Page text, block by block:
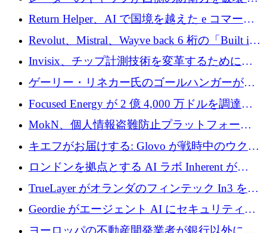
そしてベルリンのチップスタートアップがそ
れを埋める
Return Helper、AI で国境を越えた e コマース
の返品を利益に変えるシリーズ A で 400 万ド
ルを調達
Revolut、Mistral、Wayve back 6 桁の「Built in
Europe」キャンペーン
Invisix、チップ計測技術を変革するために
2,000 万ユーロのシードラウンドを完了
ゲーリー・リネカー氏のゴールハンガーがVC
事業を開始
Focused Energy が 2 億 4,000 万ドルを調達、
TrueLayer が In3 を買収、ロンドンが首位の座
を奪還
MokN、個人情報盗難防止プラットフォーム
の成長のためにシリーズ A で 1,500 万ドルを
調達
キエフがお届けする: Glovo が戦時中のウクラ
イナで最も急速に成長する市場の 1 つをどの
ように拡大したか
ロンドンを拠点とする AI ラボ Inherent が
5,000 万ドルの資金調達でステルスから浮上
TrueLayer がオランダのフィンテック In3 を買
収、チェックアウト時にクレジットを提供
Geordie がエージェント AI にセキュリティと
ガバナンスをもたらすために 3,000 万ドルを
ヨーロッパの不動産開発業者が銀行以外にも